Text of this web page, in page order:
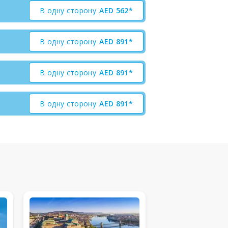
В одну сторону AED 562*
В одну сторону AED 891*
В одну сторону AED 891*
В одну сторону AED 891*